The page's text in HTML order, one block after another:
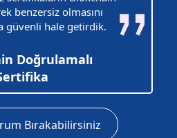
benzersiz olmasını
güvenli hale getirdik.
Doğrulamalı
Bırakabilirsiniz